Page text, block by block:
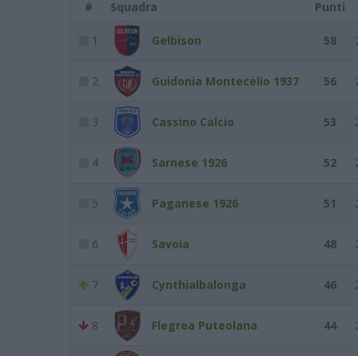
#
Squadra Punti
1 Gelbison 58
2 Guidonia Montecelio 1937 56
3 Cassino Calcio 53
4 Sarnese 1926 52
5 Paganese 1926 51
6 Savoia 48
7 Cynthialbalonga 46
8 Flegrea Puteolana 44